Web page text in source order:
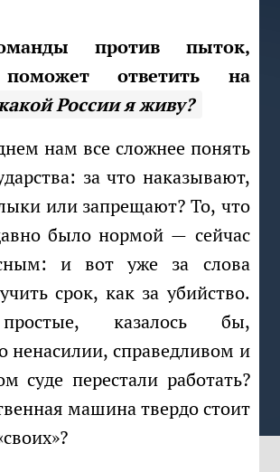
поможет ответить на
России я живу?
за что наказывают,
или запрещают? То, что
было нормой — сейчас
и вот уже за слова
срок, как за убийство.
казалось бы,
ненасилии, справедливом и
суде перестали работать?
машина твердо стоит